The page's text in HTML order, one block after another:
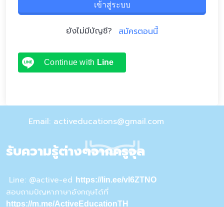
เข้าสู่ระบบ
ยังไม่มีบัญชี? สมัครตอนนี้
Continue with Line
Email: activeducations@gmail.com
รับความรู้ต่างๆจากครูจุล
Line: @active-ed https://lin.ee/vI6ZTNO
สอบถามปัญหาภาษาอังกฤษได้ที่
https://m.me/ActiveEducationTH